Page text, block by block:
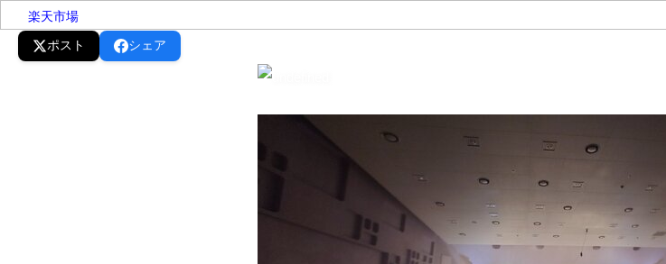
ポスト シェア
楽天市場